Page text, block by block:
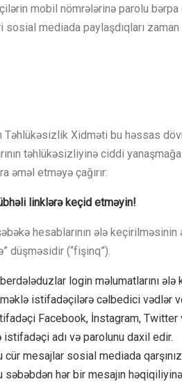
mobil nömrələrinə parolu
sosial mediada paylaşdıqları
Təhlükəsizlik Xidməti bu həssas
təhlükəsizliyinə ciddi
əməl etməyə çağırır:
linklərə keçid etməyin!
hesablarının ələ
düşməsidir (“fişinq”).
login məlumatlarını
istifadəçilərə cəlbedici vədlər
Facebook, İnstagram,
istifadəçi adı və parolunu daxil edir.
cür mesajlar sosial mediada
səbəbdən hər bir mesajın